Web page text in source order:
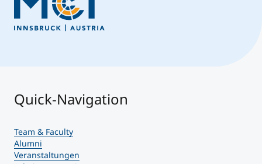
Quick-Navigation
Team & Faculty
Alumni
Veranstaltungen